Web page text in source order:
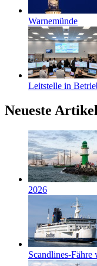
Warnemünde
Leitstelle in
Neueste
2026
Scandlines-Fähre